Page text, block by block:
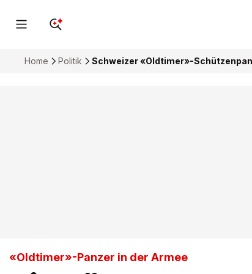
Home Politik Schweizer «Oldtimer»-
«Oldtimer»-Panzer in der Armee